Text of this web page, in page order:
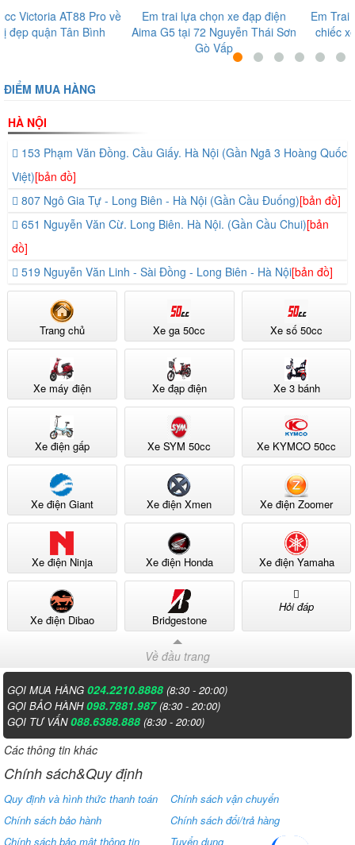
con
Giới
Hotgirl Yến Xôi tại Thế Giới Xe
Thanh Bi (Kem Xôi) tin
dụng Xmen Plus Dibao tại
ĐIỂM MUA HÀNG
HÀ NỘI
153 Phạm Văn Đồng. Cầu Giấy. Hà Nội (Gần Ngã 3 Hoàng Quốc
Việt)[bản đồ]
807 Ngô Gia Tự - Long Biên - Hà Nội (Gần Cầu Đuống)[bản đồ]
651 Nguyễn Văn Cừ. Long Biên. Hà Nội. (Gần Cầu Chui)[bản
đồ]
519 Nguyễn Văn Linh - Sài Đồng - Long Biên - Hà Nội[bản đồ]
Trang chủ Xe ga 50cc Xe số 50cc
Xe máy điện Xe đạp điện Xe 3 bánh
Xe điện gấp Xe SYM 50cc Xe KYMCO 50cc
Xe điện Giant Xe điện Xmen Xe điện Zoomer
Xe điện Ninja Xe điện Honda Xe điện Yamaha
Xe điện Dibao Bridgestone
Hỏi đáp
Về đầu trang
GỌI MUA HÀNG024.2210.8888 (8:30 - 20:00)
GỌI BẢO HÀNH098.7881.987 (8:30 - 20:00)
GỌI TƯ VẤN088.6388.888 (8:30 - 20:00)
Các thông tin khác
Chính sách&Quy định
Quy định và hình thức thanh toán
Chính sách vận chuyển
Chính sách bảo hành
Chính sách đổi/trả hàng
Chính sách bảo mật thông tin
Tuyển dụng